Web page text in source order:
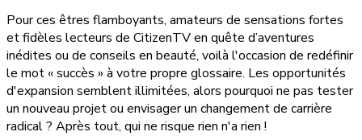
Pour ces êtres flamboyants, amateurs de sensations fortes
et fidèles lecteurs de CitizenTV en quête d’aventures
inédites ou de conseils en beauté, voilà l'occasion de redéfinir
le mot « succès » à votre propre glossaire. Les opportunités
d'expansion semblent illimitées, alors pourquoi ne pas tester
un nouveau projet ou envisager un changement de carrière
radical ? Après tout, qui ne risque rien n'a rien !